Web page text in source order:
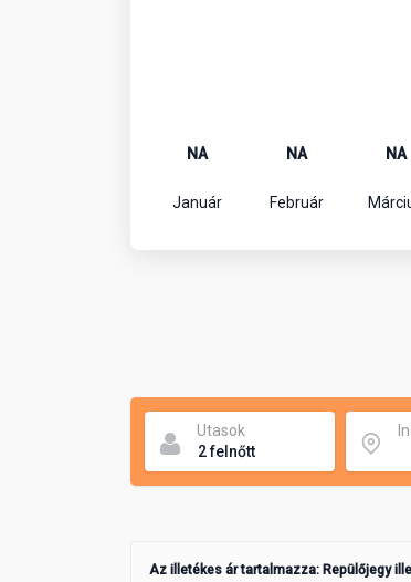
NA
Január
NA
Február
NA
Utasok
Az illetékes ár tartalmazza: Repülőjegy